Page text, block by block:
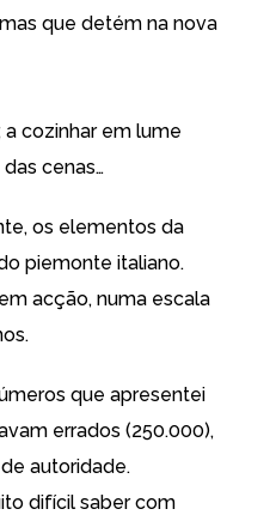
que detém na nova
a cozinhar em lume
cenas…
os elementos da
piemonte italiano.
acção, numa escala
que apresentei
errados (250.000),
autoridade.
difícil saber com